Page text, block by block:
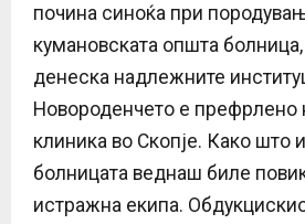
U
почина синоќа при
кумановската општа
денеска надлежните
Новороденчето е префрлено
клиника во Скопје. Како што
болницата веднаш биле
истражна екипа.